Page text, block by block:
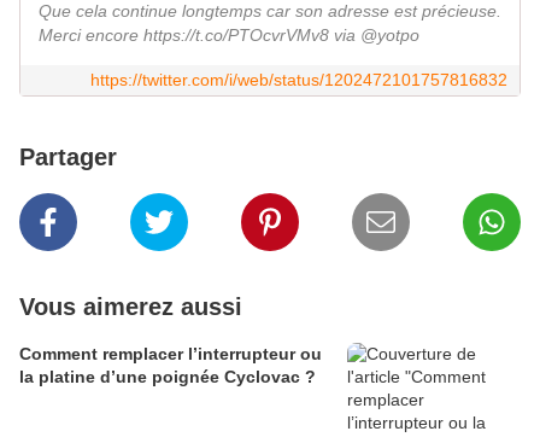
Que cela continue longtemps car son adresse est précieuse.
Merci encore https://t.co/PTOcvrVMv8 via @yotpo
https://twitter.com/i/web/status/1202472101757816832
Partager
Vous aimerez aussi
Comment remplacer l’interrupteur ou
la platine d’une poignée Cyclovac ?